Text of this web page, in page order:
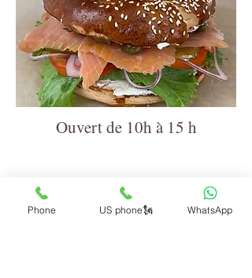
Ouvert de 10h à 15 h
Phone US phone🗽 WhatsApp